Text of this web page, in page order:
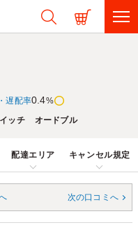
遅配率0.4%
ッチ オードブル
配達エリア キャンセル規定
次の口コミへ